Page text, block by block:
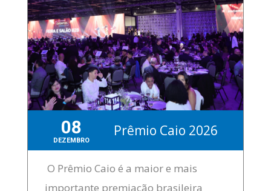
08
DEZEMBRO
Prêmio Caio 2026
O Prêmio Caio é a maior e mais
importante premiação brasileira